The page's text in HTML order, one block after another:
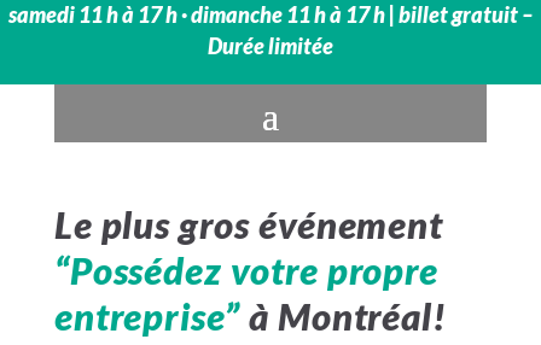
samedi 11 h à 17 h · dimanche 11 h à 17 h​ | billet gratuit –
Durée limitée
Le plus gros événement
“Possédez votre propre
entreprise”à Montréal!